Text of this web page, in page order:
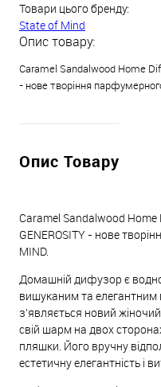
Товари цього бренду:
State of Mind
Опис товару:
Caramel Sandalwood Home
- нове творіння
Опис Товару
Caramel Sandalwood Home
GENEROSITY - нове
MIND.
Домашній дифузор є
вишуканим та
з'являється новий
свій шарм на двох
пляшки. Його вручну
естетичну елегантність і